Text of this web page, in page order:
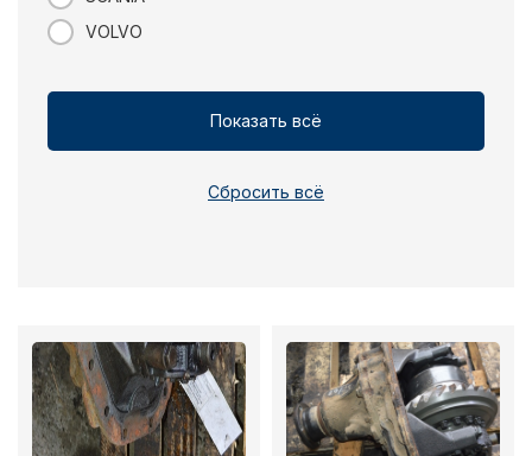
VOLVO
Показать всё
Сбросить всё